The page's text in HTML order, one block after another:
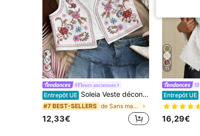
#Fleurs anciennes
Entrepôt UE Soleia Veste décontractée à fleurs brodées avec ouverture avant pour femmes
#7 BEST-SELLERS de Sans manches Débardeurs et camisoles pour femme
12,33€
11
Entrepôt UE
16,29€